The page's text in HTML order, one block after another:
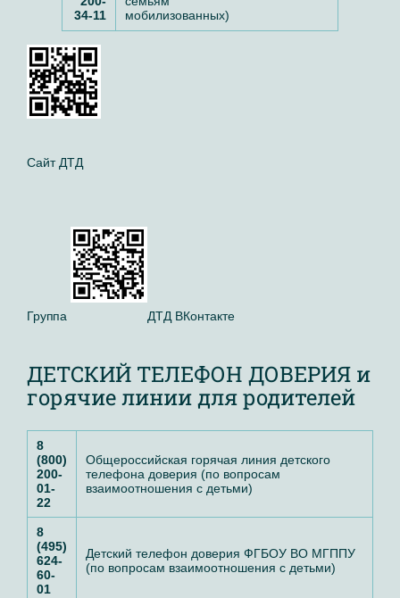
34-11
мобилизованных)
Сайт ДТД
Группа ДТДВКонтакте
ДЕТСКИЙ ТЕЛЕФОН ДОВЕРИЯ и
горячие линии для родителей
8
(800)
200-
01-
22
Общероссийская горячая линия детского
телефона доверия (по вопросам
взаимоотношения с детьми)
8
(495)
624-
60-
01
Детский телефон доверия ФГБОУ ВО МГППУ
(по вопросам взаимоотношения с детьми)